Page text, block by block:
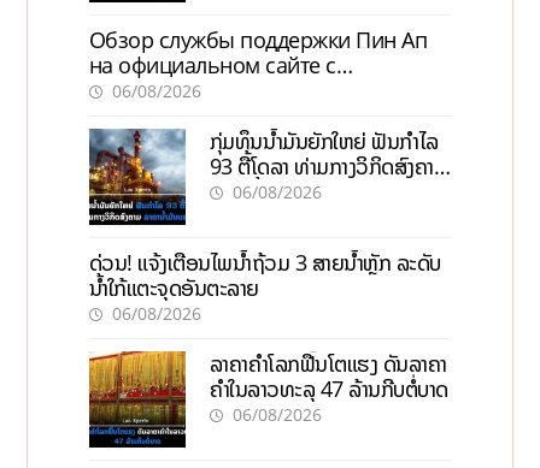
Обзор службы поддержки Пин Ап
на официальном сайте с
актуальной информацией
06/08/2026
ກຸ່ມທຶນນ້ຳມັນຍັກໃຫຍ່ ຟັນກຳໄລ
93 ຕື້ໂດລາ ທ່າມກາງວິກິດສົງຄາມ
ລາຄານໍ້າມັນແພງ
06/08/2026
ດ່ວນ! ແຈ້ງເຕືອນໄພນໍ້າຖ້ວມ 3 ສາຍນໍ້າຫຼັກ ລະດັບ
ນໍ້າໃກ້ແຕະຈຸດອັນຕະລາຍ
06/08/2026
ລາຄາຄຳໂລກຟື້ນໂຕແຮງ ດັນລາຄາ
ຄຳໃນລາວທະລຸ 47 ລ້ານກີບຕໍ່ບາດ
06/08/2026